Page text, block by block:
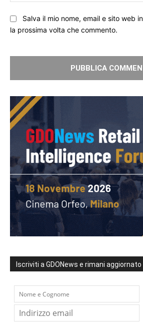
Salva il mio nome, email e sito web
la prossima volta che commento.
Iscriviti a GDONews e rimani aggiornato